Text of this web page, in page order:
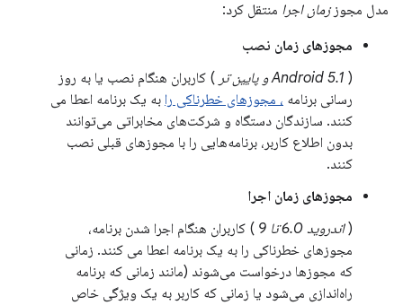
مدل مجوززمان اجرا منتقل کرد:
مجوزهای زمان نصب
( Android 5.1 و پایین تر
) کاربران هنگام نصب یا به روز
رسانی برنامه ، مجوزهای خطرناکی را به یک برنامه اعطا می
کنند. سازندگان دستگاه و شرکت‌های مخابراتی می‌توانند
بدون اطلاع کاربر، برنامه‌هایی را با مجوزهای قبلی نصب
کنند.
مجوزهای زمان اجرا
(اندروید 6.0 تا 9
) کاربران هنگام اجرا شدن برنامه،
مجوزهای خطرناکی را به یک برنامه اعطا می کنند. زمانی
که مجوزها درخواست می‌شوند (مانند زمانی که برنامه
راه‌اندازی می‌شود یا زمانی که کاربر به یک ویژگی خاص